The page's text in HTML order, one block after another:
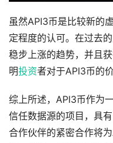
虽然API3币是比较新的
定程度的认可。在过去
稳步上涨的趋势，并且
明投资者对于API3币的
综上所述，API3币作为
信任数据源的项目，具
合作伙伴的紧密合作将